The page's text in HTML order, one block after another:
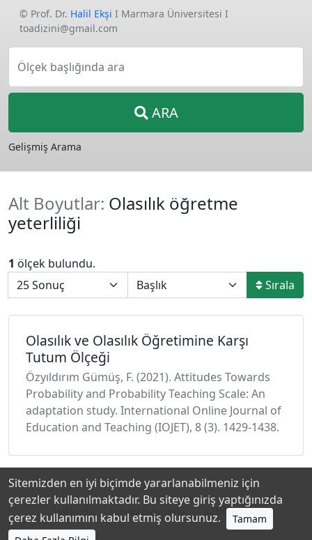
© Prof. Dr. Halil Ekşi I Marmara Üniversitesi I
toadizini@gmail.com
Ölçek başlığında ara
ARA
Gelişmiş Arama
Alt Boyutlar: Olasılık öğretme
yeterliliği
1 ölçek bulundu.
Sırala
Olasılık ve Olasılık Öğretimine Karşı
Tutum Ölçeği
Özyıldırım Gümüş, F. (2021). Attitudes Towards
Probability and Probability Teaching Scale: An
adaptation study. International Online Journal of
Education and Teaching (IOJET), 8 (3). 1429-1438.
Hakkında Katkıda Bulunanlar Gizlilik Politikası
Sitemizden en iyi biçimde yararlanabilmeniz için
çerezler kullanılmaktadır. Bu siteye giriş yaptığınızda
çerez kullanımını kabul etmiş olursunuz.
Tamam